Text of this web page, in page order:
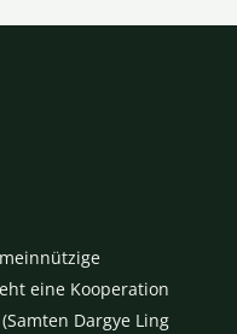
eine Kooperation
Dargye Ling